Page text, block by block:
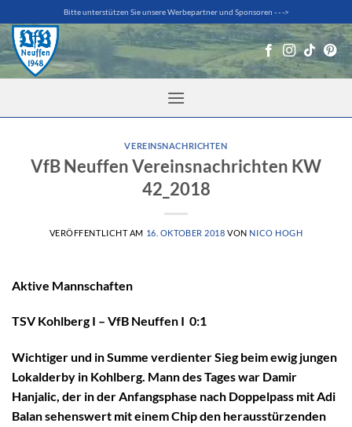
Inhalt
springen
Bitte unterstützen Sie unsere Werbepartner und Sponsoren - - ->
VEREINSNACHRICHTEN
VfB Neuffen Vereinsnachrichten KW
42_2018
VERÖFFENTLICHT AM 16. OKTOBER 2018 VON NICO HOGH
Aktive Mannschaften
TSV Kohlberg I – VfB Neuffen I 0:1
Wichtiger und in Summe verdienter Sieg beim ewig jungen
Lokalderby in Kohlberg. Mann des Tages war Damir
Hanjalic, der in der Anfangsphase nach Doppelpass mit Adi
Balan sehenswert mit einem Chip den herausstürzenden